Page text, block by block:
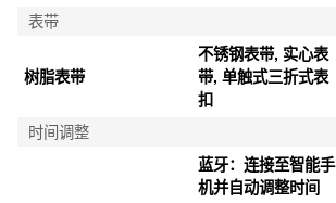
表带
树脂表带
不锈钢表带, 实心表
带, 单触式三折式表
扣
时间调整
蓝牙：连接至智能手
机并自动调整时间